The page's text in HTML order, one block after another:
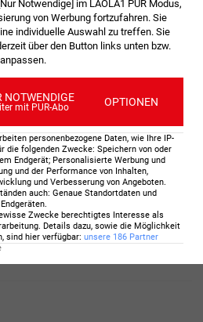
von Hörl
129,5 Meter. Der Vorsprung
noch groß, dennoch läuft
den Anschluss an
zu verlieren.
die Führung
wieder in Führung. Sundal
bei 133,5 Metern und
hinter den Slowenen
(-2,3) mischt im Kampf um
voll mit. Polen ist als
Notwendige] im LAOLA1 PUR Modus,
von Werbung fortzufahren. Sie
individuelle Auswahl zu treffen. Sie
über den Button links unten bzw.
NOTWENDIGE
mit PUR-Abo OPTIONEN
personenbezogene Daten, wie Ihre IP-
die folgenden Zwecke: Speichern von oder
Endgerät; Personalisierte Werbung und
und der Performance von Inhalten,
und Verbesserung von Angeboten
auch: Genaue Standortdaten und
Zwecke berechtigtes Interesse als
Details dazu, sowie die Möglichkeit
sind hier verfügbar: unsere 186 Partner